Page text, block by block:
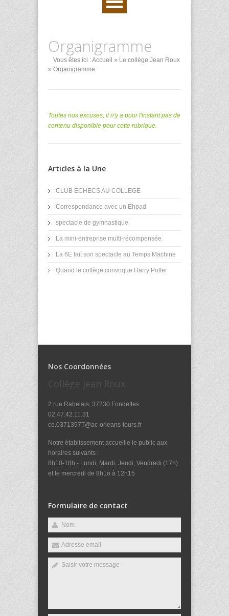
Organigramme
Vous êtes ici :Accueil » Le collège Jean Roux
» Organigramme
Toutes nos excuses, il n'y a pour l'instant pas de
contenu disponible pour cette rubrique.
Articles à la Une
CLUB ECHECS AU COLLEGE
Correspondance avec un Ehpad
spectacle de gymnastique
La mini-entreprise multi-récompensée
La 6E fait son spectacle au Temps Machine
Quand le collège convoque Harry Potter
Nos Coordonnées
Collège Jean Roux
2 rue Rabelais, 37230 Fondettes
02.47.42.11.31
ce.0371397T@ac-orleans-tours.fr
Notre établissement accueille le public aux
horaires suivants :
8h10-18h - Lundi, Mardi, Jeudi, Vendredi (17h)
et le mercredi de 8h1o à 12h15
Formulaire de contact